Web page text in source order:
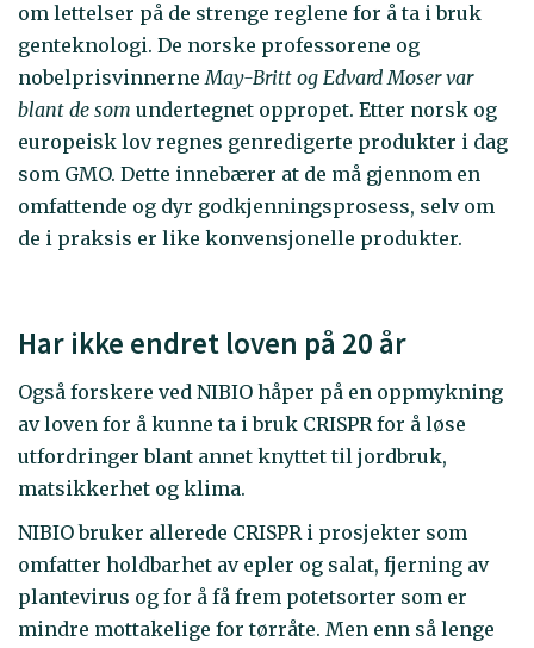
om lettelser på de strenge reglene for å ta i bruk
genteknologi. De norske professorene og
nobelprisvinnerneMay-Britt og EdvardMoservar
blant de som undertegnet oppropet. Etter norsk og
europeisk lov regnes genredigerte produkter i dag
som GMO. Dette innebærer at de må gjennom en
omfattende og dyr godkjenningsprosess, selv om
de i praksis er like konvensjonelle produkter.
Har ikke endret loven på 20 år
Også forskere ved NIBIO håper på en oppmykning
av loven for å kunne ta i bruk CRISPR for å løse
utfordringer blant annet knyttet til jordbruk,
matsikkerhet og klima.
NIBIO bruker allerede CRISPR i prosjekter som
omfatter holdbarhet av epler og salat, fjerning av
plantevirus og for å få frem potetsorter som er
mindre mottakelige for tørråte. Men enn så lenge